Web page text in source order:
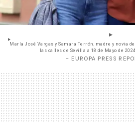
María José Vargas y Samara Terrón, madre y novia
las calles de Sevilla a 18 de Mayo de
- EUROPA PRESS